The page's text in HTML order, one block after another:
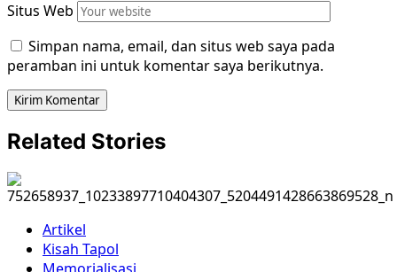
Situs Web
Simpan nama, email, dan situs web saya pada
peramban ini untuk komentar saya berikutnya.
Related Stories
Artikel
Kisah Tapol